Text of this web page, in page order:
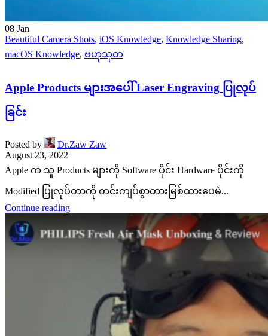
08 Jan
Beautiful Camera Shots, iOS Knowledge, Knowledge Sharing,
macOS Knowledge, ဗဟုသုတ
Apple Products များအပေါ် Laser Engraving ပြုလုပ်
ခြင်း
Posted by
Dr.Zaw Zaw
August 23, 2022
Apple က သူ Products များကို Software ပိုင်း Hardware ပိုင်းကို
Modified ပြုလုပ်တာကို တင်းကျပ်စွာတားမြစ်ထားပေမဲ...
Continue reading